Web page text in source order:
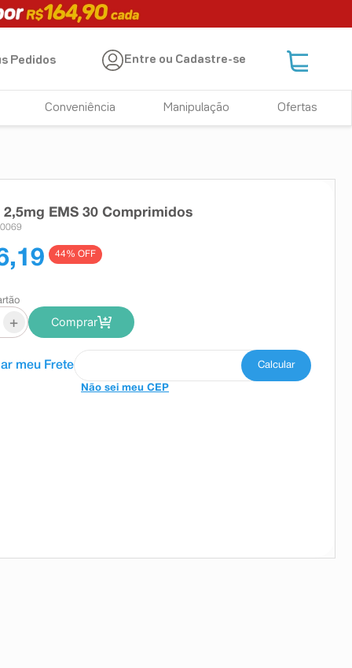
Pedidos Entre ou Cadastre-se
Conveniência Manipulação Ofertas
EMS 30 Comprimidos
44% OFF
+ Comprar
Não sei meu CEP